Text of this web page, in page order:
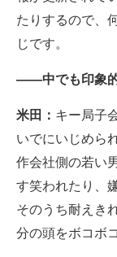
たりするので、
じです。
――中でも印象的
米田： キー局子
いでにいじめら
作会社側の若い
す笑われたり、
そのうち耐えき
分の頭をボコボ